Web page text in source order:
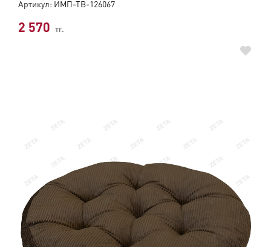
Артикул: ИМП-ТВ-126067
2 570 тг.